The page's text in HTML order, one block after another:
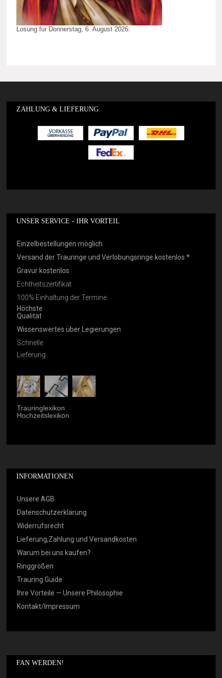
Losung für Donnerstag, 6. August 2026:
ZAHLUNG & LIEFERUNG
UNSER SERVICE - IHR VORTEIL
Einzelbestellungen möglich
Versand der Trauringe und Verlobungsringe kostenlos *
Gravur kostenlos
Echtheitszertifikat
100% Einhaltung der Termine
Höchste
Qualität
Wissenswertes über Legierungen
Schnelle
Lieferung
Trauringlexikon
Hochzeitslexikon
INFORMATIONEN
Unsere AGB
Datenschutzerklärung
Widerrufsrecht
Lieferung,Zahlung und Versandkosten
Warum bei uns kaufen?
Ringgrößen
Trauring Guide
Ihre Vorteile — Unsere Philosophie
Kontakt/Impressum
FAN WERDEN!